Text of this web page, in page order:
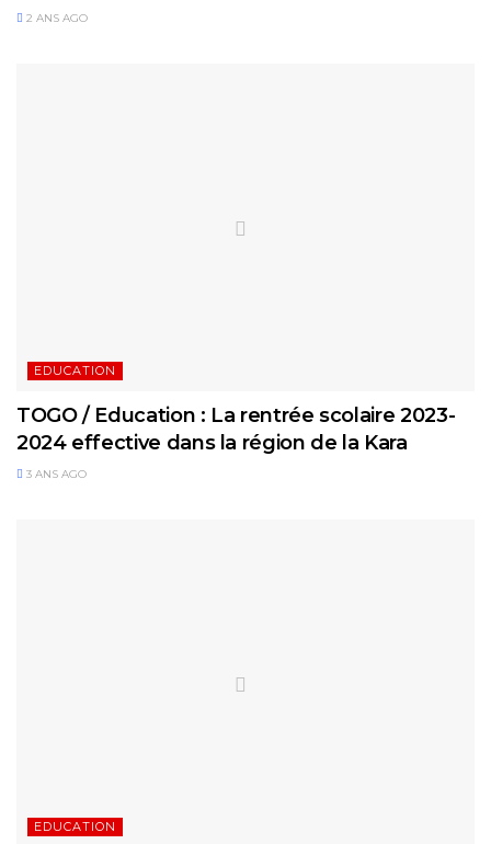
2 ANS AGO
EDUCATION
TOGO / Education : La rentrée scolaire 2023-
2024 effective dans la région de la Kara
3 ANS AGO
EDUCATION